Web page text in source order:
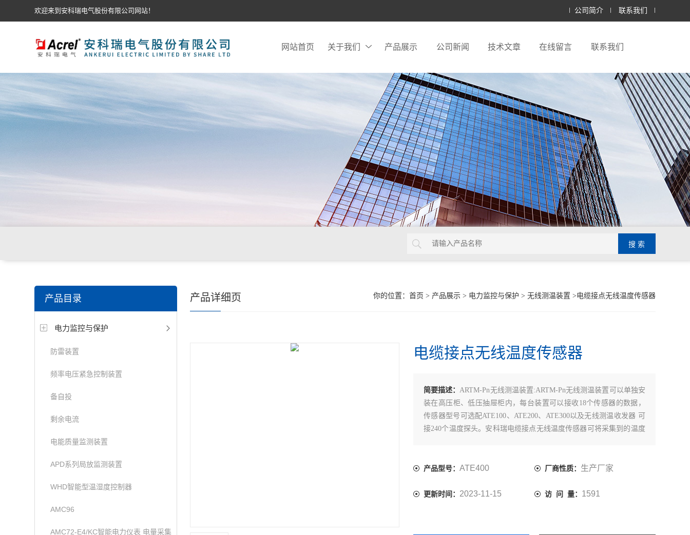
欢迎来到安科瑞电气股份有限公司网站！ 公司简介 联系我们
网站首页 关于我们 产品展示 公司新闻 技术文章 在线留言 联系我们
产品目录
电力监控与保护
防雷装置
频率电压紧急控制装置
备自投
剩余电流
电能质量监测装置
APD系列局放监测装置
WHD智能型温湿度控制器
AMC96
AMC72-E4/KC智能电力仪表 电量采集
你的位置： 首页 > 产品展示> 电力监控与保护 > 无线测温装置 >电缆接点无线温度传感器
产品详细页
电缆接点无线温度传感器
简要描述：ARTM-Pn无线测温装置:ARTM-Pn无线测温装置可以单独安
装在高压柜、低压抽屉柜内，每台装置可以接收18个传感器的数据，
传感器型号可选配ATE100、ATE200、ATE300以及无线测温收发器 可
接240个温度探头。安科瑞电缆接点无线温度传感器可将采集到的温度
产品型号：ATE400 厂商性质： 生产厂家
更新时间： 2023-11-15 访 问 量： 1591